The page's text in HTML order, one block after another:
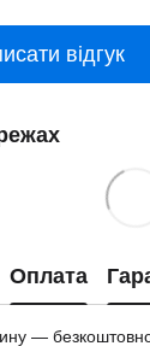
відгук
Оплата
—